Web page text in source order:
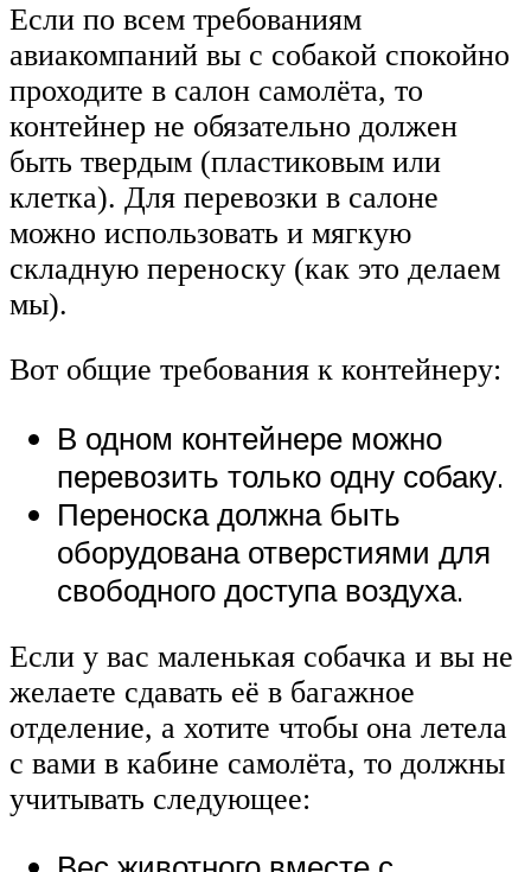
Если по всем требованиям
авиакомпаний вы с собакой спокойно
проходите в салон самолёта, то
контейнер не обязательно должен
быть твердым (пластиковым или
клетка). Для перевозки в салоне
можно использовать и мягкую
складную переноску (как это делаем
мы).
Вот общие требования к контейнеру:
В одном контейнере можно
перевозить только одну собаку.
Переноска должна быть
оборудована отверстиями для
свободного доступа воздуха.
Если у вас маленькая собачка и вы не
желаете сдавать её в багажное
отделение, а хотите чтобы она летела
с вами в кабине самолёта, то должны
учитывать следующее: